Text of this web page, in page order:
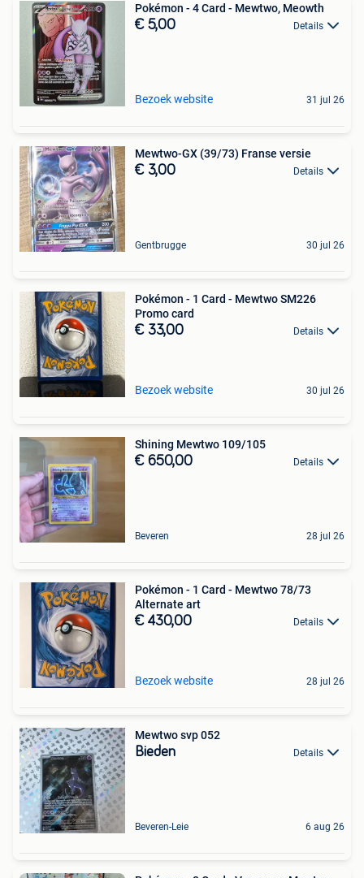
Pokémon - 4 Card - Mewtwo, Meowth
€ 5,00 Details
Bezoek website 31 jul 26
Mewtwo-GX (39/73) Franse versie
€ 3,00 Details
Gentbrugge 30 jul 26
Pokémon - 1 Card - Mewtwo SM226
Promo card
€ 33,00 Details
Bezoek website 30 jul 26
Shining Mewtwo 109/105
€ 650,00 Details
Beveren 28 jul 26
Pokémon - 1 Card - Mewtwo 78/73
Alternate art
€ 430,00 Details
Bezoek website 28 jul 26
Mewtwo svp 052
Bieden Details
Beveren-Leie 6 aug 26